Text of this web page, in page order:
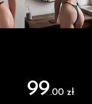
99.00 zł